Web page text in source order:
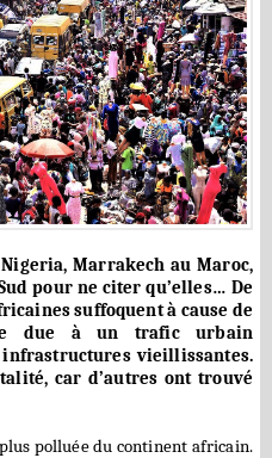
pour ne citer qu’elles… De
suffoquent à cause de
due à un trafic urbain
vieillissantes.
car d’autres ont trouvé
polluée du continent africain.